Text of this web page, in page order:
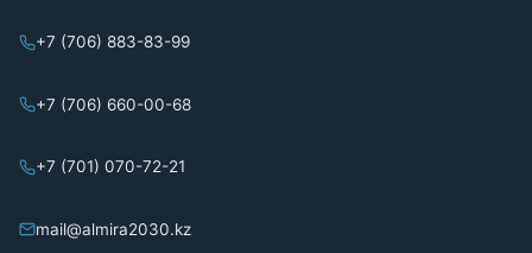
+7 (706) 883-83-99
+7 (706) 660-00-68
+7 (701) 070-72-21
mail@almira2030.kz